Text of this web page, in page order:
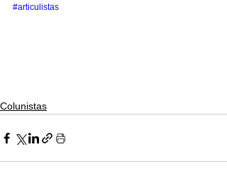
#articulistas
Colunistas